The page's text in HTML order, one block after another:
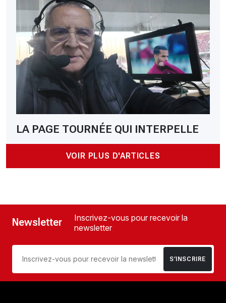
LA PAGE TOURNÉE QUI INTERPELLE
VOIR PLUS D'ARTICLES
Newsletter
Inscrivez-vous pour recevoir la
newsletter
S’INSCRIRE